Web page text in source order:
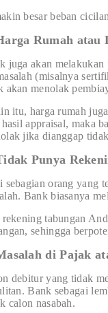
besar beban
Rumah atau
juga akan melakukan
(misalnya
akan menolak
itu, harga rumah
appraisal, maka
jika dianggap
Punya
sebagian orang yang
Bank biasanya
rekening tabungan
sehingga
di Pajak
debitur yang tidak
Bank sebagai
calon nasabah.